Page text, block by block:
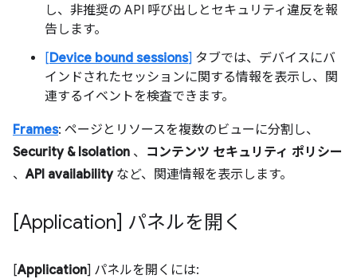
し、非推奨の API 呼び出しとセキュリティ違反を報
告します。
[Device bound sessions] タブでは、デバイスにバ
インドされたセッションに関する情報を表示し、関
連するイベントを検査できます。
Frames: ページとリソースを複数のビューに分割し、
Security & Isolation 、 コンテンツ セキュリティ ポリシー
、API availabilityなど、関連情報を表示します。
[Application] パネルを開く
[Application] パネルを開くには: